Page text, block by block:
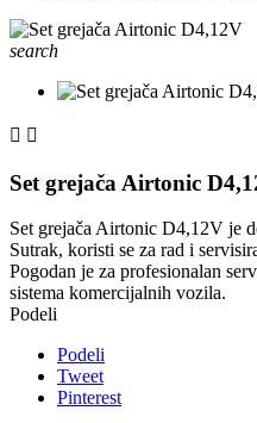
search
 
Set grejača Airtonic
Set grejača Airtonic D4,12V je
Sutrak, koristi se za rad i
Pogodan je za profesionalan
sistema komercijalnih vozila.
Podeli
Podeli
Tweet
Pinterest